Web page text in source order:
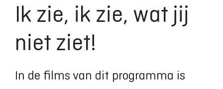
Ik zie, ik zie, wat jij
niet ziet!
In de films van dit programma is